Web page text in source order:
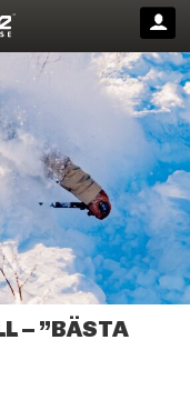
– ”BÄSTA